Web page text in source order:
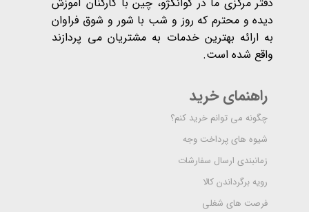
دیده و محترم که روز و شب با شور و شوق فراوان
به ارائه بهترین خدمات به مشتریان می پردازند
واقع شده است​​​​​​​.
راهنمای خرید
چگونه می توانم خرید کنم؟
شیوه های پرداخت وجه
زمانبندی ارسال سفارشات
رویه برگرداندن کالا
فرصت های شغلی